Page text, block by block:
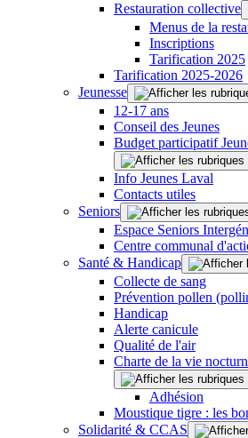
Restauration collective
Menus de la
Inscriptions
Tarification 2025
Tarification 2025-2026
Jeunesse
12-17 ans
Conseil des Jeunes
Budget participatif
Info Jeunes Laval
Contacts utiles
Seniors
Espace Seniors
Centre communal
Santé & Handicap
Collecte de sang
Prévention pollen
Handicap
Alerte canicule
Qualité de l'air
Charte de la vie
Adhésion
Moustique tigre : les
Solidarité & CCAS